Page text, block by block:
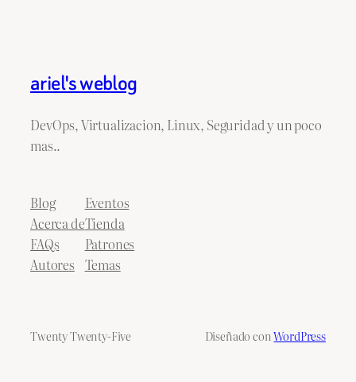
ariel's weblog
DevOps, Virtualizacion, Linux, Seguridad y un poco
mas..
Blog
Acerca de
FAQs
Autores
Eventos
Tienda
Patrones
Temas
Twenty Twenty-Five Diseñado conWordPress